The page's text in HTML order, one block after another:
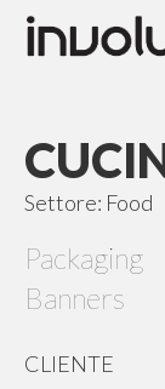
IL TEAM
SERVIZI
CLIENTI
PRESS
Settore: Food
Packaging
Banners
CLIENTE